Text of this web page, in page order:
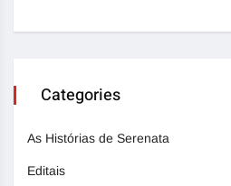
Categories
As Histórias de Serenata
Editais